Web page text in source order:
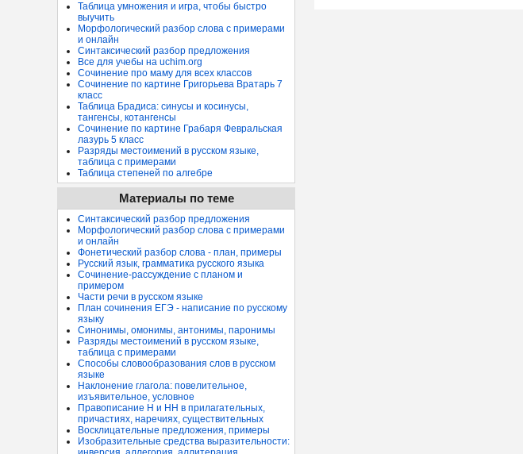
Таблица умножения и игра, чтобы быстро
выучить
Морфологический разбор слова с примерами
и онлайн
Синтаксический разбор предложения
Все для учебы на uchim.org
Сочинение про маму для всех классов
Сочинение по картине Григорьева Вратарь 7
класс
Таблица Брадиса: синусы и косинусы,
тангенсы, котангенсы
Сочинение по картине Грабаря Февральская
лазурь 5 класс
Разряды местоимений в русском языке,
таблица с примерами
Таблица степеней по алгебре
Материалы по теме
Синтаксический разбор предложения
Морфологический разбор слова с примерами
и онлайн
Фонетический разбор слова - план, примеры
Русский язык, грамматика русского языка
Сочинение-рассуждение с планом и
примером
Части речи в русском языке
План сочинения ЕГЭ - написание по русскому
языку
Синонимы, омонимы, антонимы, паронимы
Разряды местоимений в русском языке,
таблица с примерами
Способы словообразования слов в русском
языке
Наклонение глагола: повелительное,
изъявительное, условное
Правописание Н и НН в прилагательных,
причастиях, наречиях, существительных
Восклицательные предложения, примеры
Изобразительные средства выразительности: